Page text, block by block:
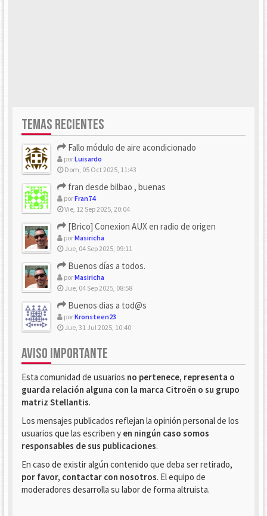
TEMAS RECIENTES
Fallo módulo de aire acondicionado
porLuisardo
Dom, 05 Oct 2025, 11:43
fran desde bilbao , buenas
porFran74
Vie, 12 Sep 2025, 20:04
[Brico] Conexion AUX en radio de origen
porMasiricha
Jue, 04 Sep 2025, 09:11
Buenos días a todos.
porMasiricha
Jue, 04 Sep 2025, 08:58
Buenos dias a tod@s
porKronsteen23
Jue, 31 Jul 2025, 10:40
AVISO IMPORTANTE
Esta comunidad de usuarios no pertenece, representa o
guarda relación alguna con la marca Citroën o su grupo
matriz Stellantis.
Los mensajes publicados reflejan la opinión personal de los
usuarios que las escriben y en ningún caso somos
responsables de sus publicaciones.
En caso de existir algún contenido que deba ser retirado,
por favor, contactar con nosotros. El equipo de
moderadores desarrolla su labor de forma altruista.